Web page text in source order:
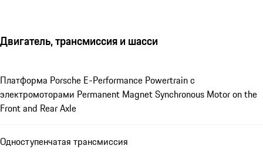
Двигатель, трансмиссия и шасси
Платформа Porsche E-Performance Powertrain с
электромоторами Permanent Magnet Synchronous Motor on the
Front and Rear Axle
Одноступенчатая трансмиссия